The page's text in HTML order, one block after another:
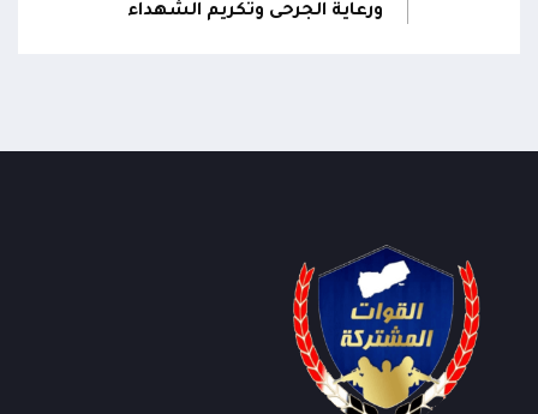
ورعاية الجرحى وتكريم الشهداء